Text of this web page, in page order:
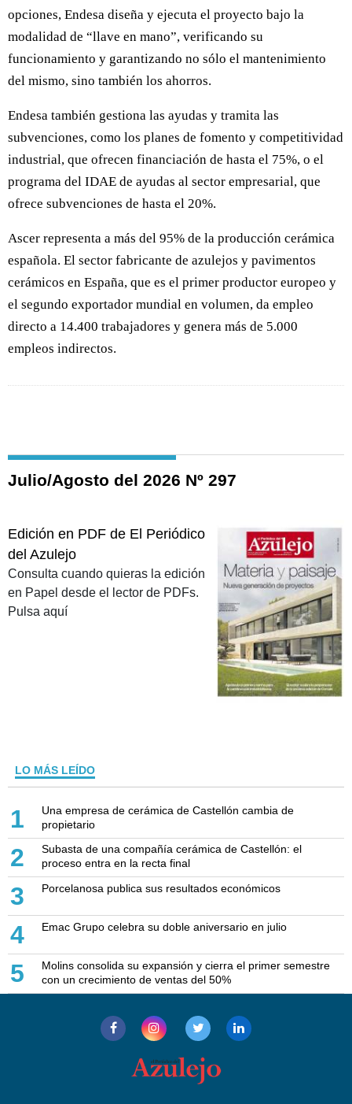
opciones, Endesa diseña y ejecuta el proyecto bajo la
modalidad de “llave en mano”, verificando su
funcionamiento y garantizando no sólo el mantenimiento
del mismo, sino también los ahorros.
Endesa también gestiona las ayudas y tramita las
subvenciones, como los planes de fomento y competitividad
industrial, que ofrecen financiación de hasta el 75%, o el
programa del IDAE de ayudas al sector empresarial, que
ofrece subvenciones de hasta el 20%.
Ascer representa a más del 95% de la producción cerámica
española. El sector fabricante de azulejos y pavimentos
cerámicos en España, que es el primer productor europeo y
el segundo exportador mundial en volumen, da empleo
directo a 14.400 trabajadores y genera más de 5.000
empleos indirectos.
Julio/Agosto del 2026 Nº 297
Edición en PDF de El Periódico
del Azulejo
Consulta cuando quieras la edición
en Papel desde el lector de PDFs.
Pulsa aquí
LO MÁS LEÍDO
1
Una empresa de cerámica de Castellón cambia de
propietario
2
Subasta de una compañía cerámica de Castellón: el
proceso entra en la recta final
3 Porcelanosa publica sus resultados económicos
4 Emac Grupo celebra su doble aniversario en julio
5
Molins consolida su expansión y cierra el primer semestre
con un crecimiento de ventas del 50%